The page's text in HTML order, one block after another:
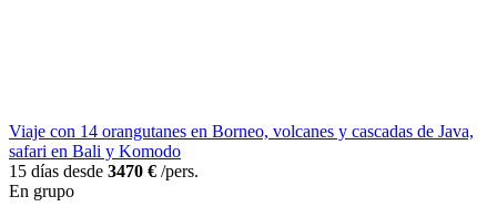
Viaje con 14 orangutanes en Borneo, volcanes y cascadas de Java,
safari en Bali y Komodo
15 días desde 3470 € /pers.
En grupo